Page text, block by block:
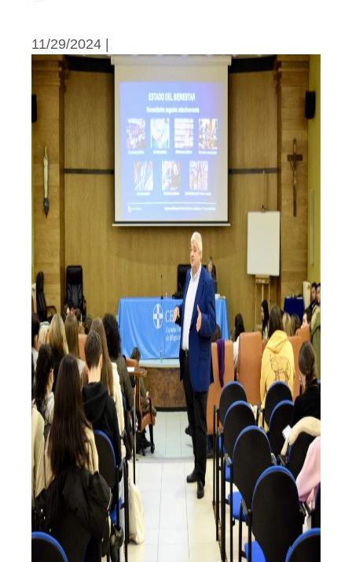
11/29/2024 |